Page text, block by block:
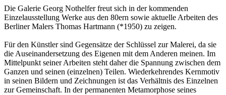
Die Galerie Georg Nothelfer freut sich in der kommenden
Einzelausstellung Werke aus den 80ern sowie aktuelle Arbeiten des
Berliner Malers Thomas Hartmann (*1950) zu zeigen.
Für den Künstler sind Gegensätze der Schlüssel zur Malerei, da sie
die Auseinandersetzung des Eigenen mit dem Anderen meinen. Im
Mittelpunkt seiner Arbeiten steht daher die Spannung zwischen dem
Ganzen und seinen (einzelnen) Teilen. Wiederkehrendes Kernmotiv
in seinen Bildern und Zeichnungen ist das Verhältnis des Einzelnen
zur Gemeinschaft. In der permanenten Metamorphose seines